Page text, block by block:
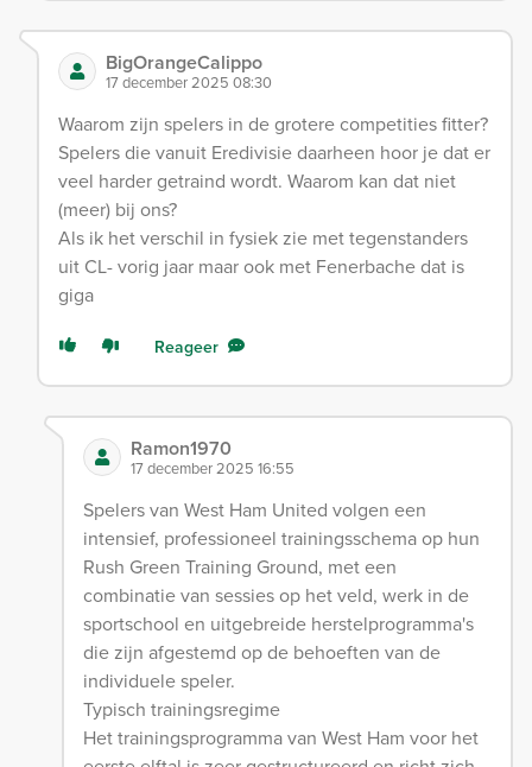
BigOrangeCalippo
17 december 2025 08:30
Waarom zijn spelers in de grotere competities fitter?
Spelers die vanuit Eredivisie daarheen hoor je dat er
veel harder getraind wordt. Waarom kan dat niet
(meer) bij ons?
Als ik het verschil in fysiek zie met tegenstanders
uit CL- vorig jaar maar ook met Fenerbache dat is
giga
Reageer
Ramon1970
17 december 2025 16:55
Spelers van West Ham United volgen een
intensief, professioneel trainingsschema op hun
Rush Green Training Ground, met een
combinatie van sessies op het veld, werk in de
sportschool en uitgebreide herstelprogramma's
die zijn afgestemd op de behoeften van de
individuele speler.
Typisch trainingsregime
Het trainingsprogramma van West Ham voor het